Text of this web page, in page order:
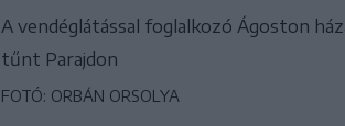
A vendéglátással foglalkozó Ágoston
tűnt Parajdon
FOTÓ: ORBÁN ORSOLYA